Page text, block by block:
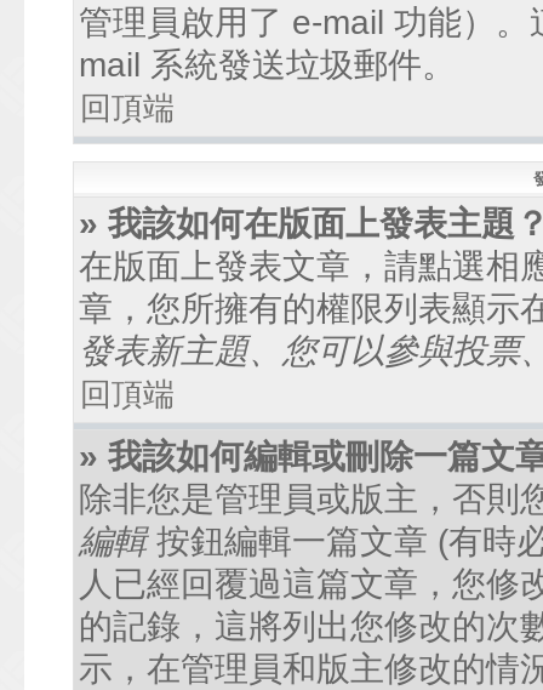
管理員啟用了 e-mail 功能）
mail 系統發送垃圾郵件。
回頂端
» 我該如何在版面上發表主題
在版面上發表文章，請點選相
章，您所擁有的權限列表顯示
發表新主題、您可以參與投票
回頂端
» 我該如何編輯或刪除一篇文
除非您是管理員或版主，否則
編輯按鈕編輯一篇文章 (有時
人已經回覆過這篇文章，您修
的記錄，這將列出您修改的次
示，在管理員和版主修改的情